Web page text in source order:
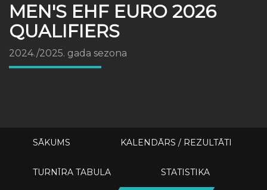
MEN'S EHF EURO 2026
QUALIFIERS
2024./2025. gada sezona
SĀKUMS KALENDĀRS / REZULTĀTI
TURNĪRA TABULA STATISTIKA